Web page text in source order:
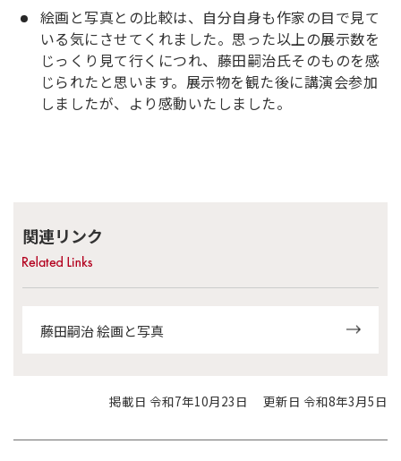
絵画と写真との比較は、自分自身も作家の目で見て
いる気にさせてくれました。思った以上の展示数を
じっくり見て行くにつれ、藤田嗣治氏そのものを感
じられたと思います。展示物を観た後に講演会参加
しましたが、より感動いたしました。
関連リンク
藤田嗣治 絵画と写真
掲載日 令和7年10月23日 更新日 令和8年3月5日